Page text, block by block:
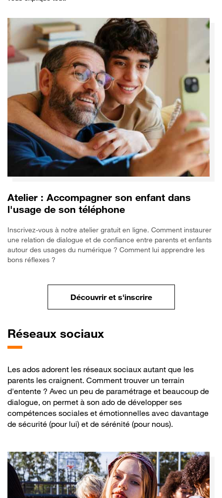
Atelier : Accompagner son enfant dans
l'usage de son téléphone
Inscrivez-vous à notre atelier gratuit en ligne. Comment instaurer
une relation de dialogue et de confiance entre parents et enfants
autour des usages du numérique ? Comment lui apprendre les
bons réflexes ?
Découvrir et s'inscrireParticiper à
Réseaux sociaux
Les ados adorent les réseaux sociaux autant que les
parents les craignent. Comment trouver un terrain
d'entente ? Avec un peu de paramétrage et beaucoup de
dialogue, on permet à son ado de développer ses
compétences sociales et émotionnelles avec davantage
de sécurité (pour lui) et de sérénité (pour nous).